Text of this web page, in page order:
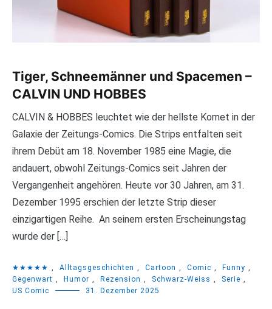
Tiger, Schneemänner und Spacemen –
CALVIN UND HOBBES
CALVIN & HOBBES leuchtet wie der hellste Komet in der
Galaxie der Zeitungs-Comics. Die Strips entfalten seit
ihrem Debüt am 18. November 1985 eine Magie, die
andauert, obwohl Zeitungs-Comics seit Jahren der
Vergangenheit angehören. Heute vor 30 Jahren, am 31.
Dezember 1995 erschien der letzte Strip dieser
einzigartigen Reihe. An seinem ersten Erscheinungstag
wurde der […]
★★★★★ , Alltagsgeschichten , Cartoon , Comic , Funny ,
Gegenwart , Humor , Rezension , Schwarz-Weiss , Serie ,
US Comic
31. Dezember 2025